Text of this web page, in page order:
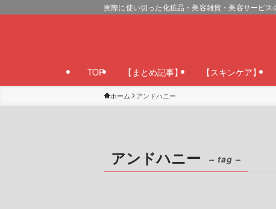
実際に使い切った化粧品・美容雑貨・美容サービス
TOP 【まとめ記事】 【スキンケア】
ホーム アンドハニー
アンドハニー – tag –